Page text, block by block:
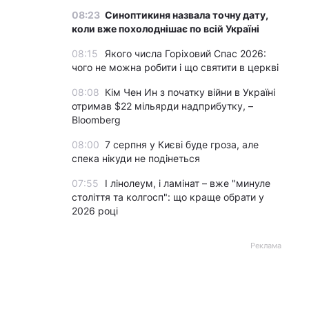
08:23 Синоптикиня назвала точну дату,
коли вже похолоднішає по всій Україні
08:15
Якого числа Горіховий Спас 2026:
чого не можна робити і що святити в церкві
08:08 Кім Чен Ин з початку війни в Україні
отримав $22 мільярди надприбутку, –
Bloomberg
08:00 7 серпня у Києві буде гроза, але
спека нікуди не подінеться
07:55
І лінолеум, і ламінат – вже "минуле
століття та колгосп": що краще обрати у
2026 році
Реклама